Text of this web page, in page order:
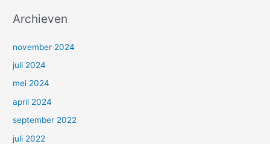
Archieven
november 2024
juli 2024
mei 2024
april 2024
september 2022
juli 2022